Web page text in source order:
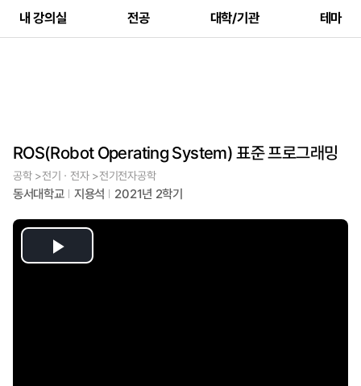
내 강의실 전공 대학/기관 테마
ROS(Robot Operating System) 표준 프로그래밍
공학 >전기ㆍ전자 >전기전자공학
동서대학교 지용석 2021년 2학기
Play